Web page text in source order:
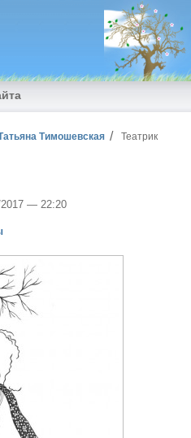
Тимошевская Театрик
2017 — 22:20